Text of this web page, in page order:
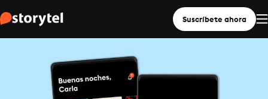
Suscríbete ahora